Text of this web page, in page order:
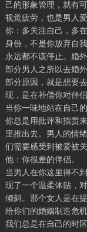
己的形象管理，就有
视觉疲劳，也是男人
你：多关注自己，多
身份，不是你放弃自
永远都不该停止。婚
部分男人之所以去婚
部分原因，就是想要
现，是在补偿你对伴
当你一味地站在自己
你总是用批评和指责
里推出去。男人的情
们需要感受到被爱被
他：你很差的伴侣。
当男人在你这里得不
现了一个温柔体贴，
倾斜。那个女人是在
给你们的婚姻制造危
我们总是在自己的时